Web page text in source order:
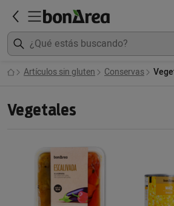
Artículos sin gluten Conservas
Vegetales